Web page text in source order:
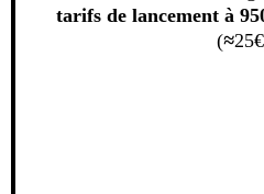
tarifs de lancement à
(≈